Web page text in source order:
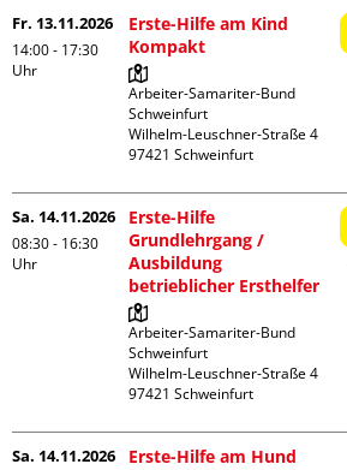
Fr. 13.11.2026
14:00 - 17:30
Uhr
Erste-Hilfe am Kind
Kompakt
Arbeiter-Samariter-Bund
Schweinfurt
Wilhelm-Leuschner-Straße 4
Sa. 14.11.2026
08:30 - 16:30
Uhr
Erste-Hilfe
Grundlehrgang /
Ausbildung
betrieblicher Ersthelfer
Arbeiter-Samariter-Bund
Schweinfurt
Wilhelm-Leuschner-Straße 4
Sa. 14.11.2026 Erste-Hilfe am Hund